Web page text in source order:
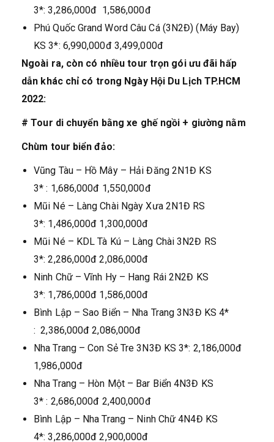
3*: 3,286,000đ 1,586,000đ
Phú Quốc Grand Word Câu Cá (3N2Đ) (Máy Bay)
KS 3*: 6,990,000đ 3,499,000đ
Ngoài ra, còn có nhiều tour trọn gói ưu đãi hấp
dẫn khác chỉ có trong Ngày Hội Du Lịch TP.HCM
2022:
# Tour di chuyển bằng xe ghế ngồi + giường nằm
Chùm tour biển đảo:
Vũng Tàu – Hồ Mây – Hải Đăng 2N1Đ KS
3* : 1,686,000đ 1,550,000đ
Mũi Né – Làng Chài Ngày Xưa 2N1Đ RS
3*: 1,486,000đ 1,300,000đ
Mũi Né – KDL Tà Kú – Làng Chài 3N2Đ RS
3*: 2,286,000đ 2,086,000đ
Ninh Chữ – Vĩnh Hy – Hang Rái 2N2Đ KS
3*: 1,786,000đ 1,586,000đ
Bình Lập – Sao Biển – Nha Trang 3N3Đ KS 4*
: 2,386,000đ 2,086,000đ
Nha Trang – Con Sẻ Tre 3N3Đ KS 3*: 2,186,000đ
1,986,000đ
Nha Trang – Hòn Một – Bar Biển 4N3Đ KS
3* : 2,686,000đ 2,400,000đ
Bình Lập – Nha Trang – Ninh Chữ 4N4Đ KS
4*: 3,286,000đ 2,900,000đ